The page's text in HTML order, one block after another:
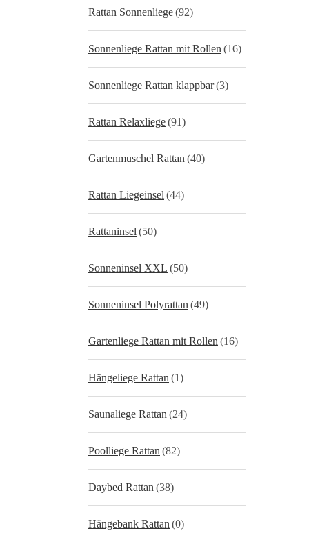
Rattan Sonnenliege(92)
Sonnenliege Rattan mit Rollen (16)
Sonnenliege Rattan klappbar(3)
Rattan Relaxliege(91)
Gartenmuschel Rattan (40)
Rattan Liegeinsel (44)
Rattaninsel (50)
Sonneninsel XXL (50)
Sonneninsel Polyrattan (49)
Gartenliege Rattan mit Rollen (16)
Hängeliege Rattan (1)
Saunaliege Rattan (24)
Poolliege Rattan (82)
Daybed Rattan (38)
Hängebank Rattan (0)